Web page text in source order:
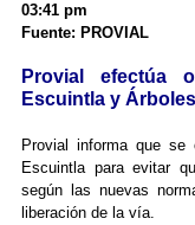
03:41 pm
Fuente: PROVIAL
Provial efectúa
Escuintla y
Provial informa que
Escuintla para evitar
según las nuevas
liberación de la vía.